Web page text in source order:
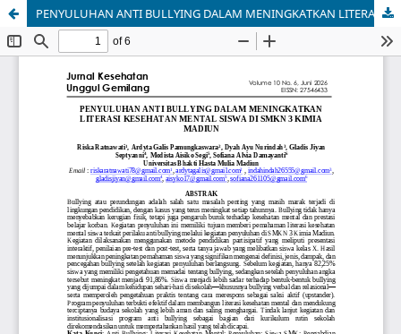
PENYULUHAN ANTI BULLYING DALAM MENINGKATKAN LITERASI KESEHATAN MENTAL SISWA DI SMKN 3 KIMIA MADIUN